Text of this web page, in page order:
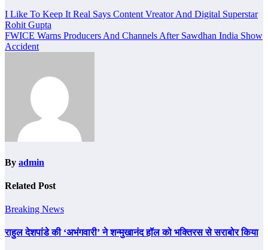
Post
navigation
I Like To Keep It Real Says Content Vreator And Digital Superstar
Rohit Gupta
FWICE Warns Producers And Channels After Sawdhan India Show
Accident
By admin
Related Post
Breaking News
राहुल देशपांडे की ‘अभंगवारी’ ने शन्मुखानंद हॉल को भक्तिरस से सराबोर किया